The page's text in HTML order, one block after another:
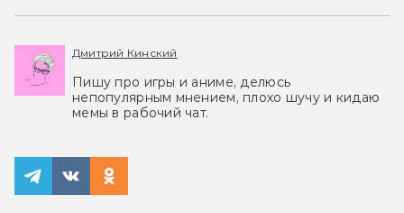
Дмитрий Кинский
Пишу про игры и аниме, делюсь
непопулярным мнением, плохо шучу и кидаю
мемы в рабочий чат.